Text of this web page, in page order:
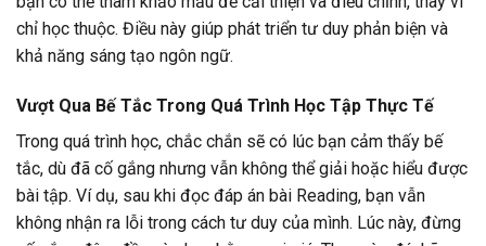
chỉ học thuộc. Điều này giúp phát triển tư duy phản biện và
khả năng sáng tạo ngôn ngữ.
Vượt Qua Bế Tắc Trong Quá Trình Học Tập Thực Tế
Trong quá trình học, chắc chắn sẽ có lúc bạn cảm thấy bế
tắc, dù đã cố gắng nhưng vẫn không thể giải hoặc hiểu được
bài tập. Ví dụ, sau khi đọc đáp án bài Reading, bạn vẫn
không nhận ra lỗi trong cách tư duy của mình. Lúc này, đừng